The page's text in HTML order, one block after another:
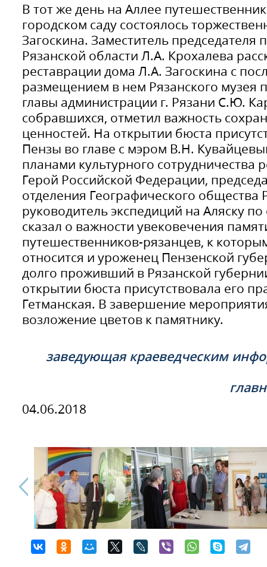
В тот же день на Аллее
городском саду состоялось
Загоскина. Заместитель председателя
Рязанской области Л.А. Крохалева
реставрации дома Л.А. Загоскина с
размещением в нем Рязанского музея
главы администрации г. Рязани С.Ю.
собравшихся, отметил важность
ценностей. На открытии бюста
Пензы во главе с мэром В.Н.
планами культурного сотрудничества
Герой Российской Федерации,
отделения Географического общества
руководитель экспедиций на Аляску
сказал о важности увековечения
путешественников-рязанцев, к
относится и уроженец Пензенской
долго проживший в Рязанской
открытии бюста присутствовала его
Гетманская. В завершение
возложение цветов к памятнику.
заведующая краеведческим
04.06.2018